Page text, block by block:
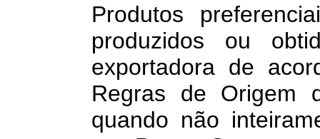
Produtos
produzidos ou
exportadora de
Regras de Origem
quando não